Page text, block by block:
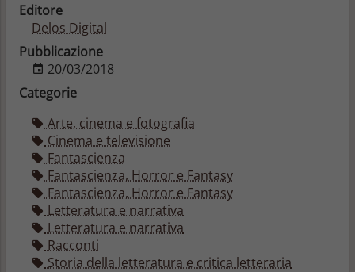
Editore
Delos Digital
Pubblicazione
20/03/2018
Categorie
Arte, cinema e fotografia
Cinema e televisione
Fantascienza
Fantascienza, Horror e Fantasy
Fantascienza, Horror e Fantasy
Letteratura e narrativa
Letteratura e narrativa
Racconti
Storia della letteratura e critica letteraria